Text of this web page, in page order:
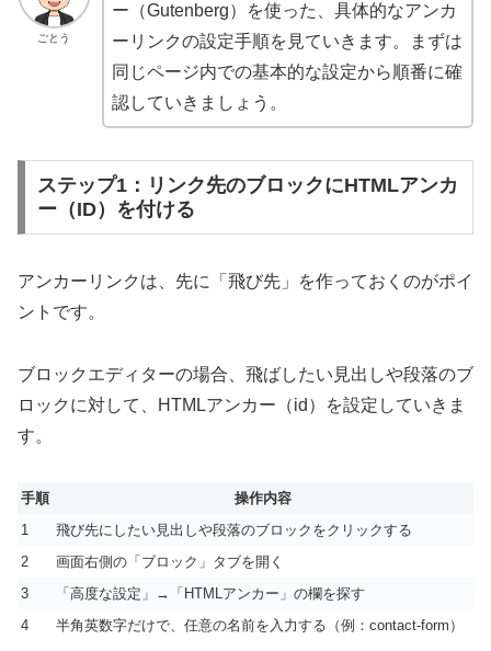
ごとう
ー（Gutenberg）を使った、具体的なアンカ
ーリンクの設定手順を見ていきます。まずは
同じページ内での基本的な設定から順番に確
認していきましょう。
ステップ1：リンク先のブロックにHTMLアンカ
ー（ID）を付ける
アンカーリンクは、先に「飛び先」を作っておくのがポイ
ントです。
ブロックエディターの場合、飛ばしたい見出しや段落のブ
ロックに対して、HTMLアンカー（id）を設定していきま
す。
手順
操作内容
1
飛び先にしたい見出しや段落のブロックをクリックする
2
画面右側の「ブロック」タブを開く
3
「高度な設定」→「HTMLアンカー」の欄を探す
4
半角英数字だけで、任意の名前を入力する（例：contact-form）